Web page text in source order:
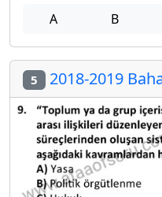
A B
5 2018-2019